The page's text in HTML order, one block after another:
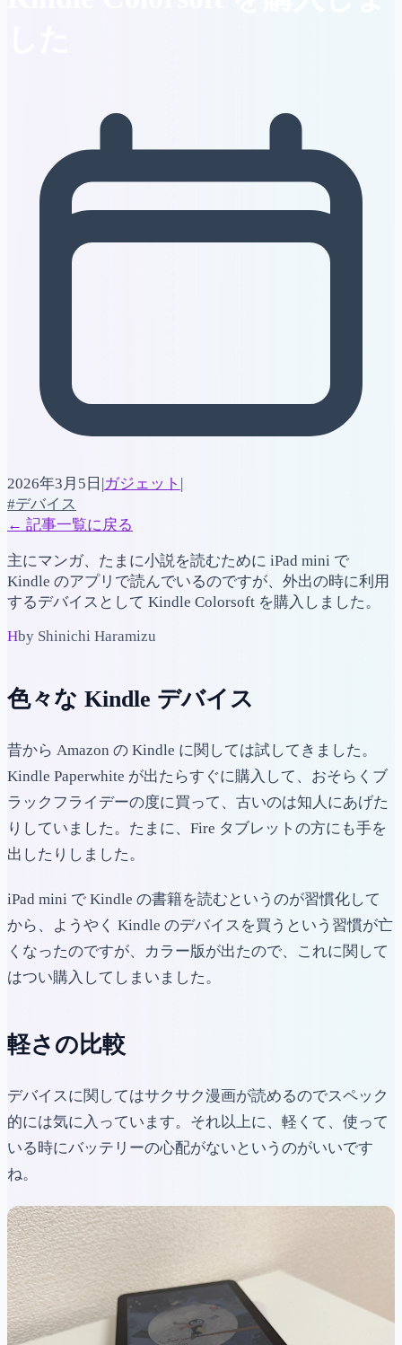
2026年3月5日 |ガジェット |
#デバイス
← 記事一覧に戻る
主にマンガ、たまに小説を読むために iPad mini で
Kindle のアプリで読んでいるのですが、外出の時に利用
するデバイスとして Kindle Colorsoft を購入しました。
Hby Shinichi Haramizu
色々な Kindle デバイス
昔から Amazon の Kindle に関しては試してきました。
Kindle Paperwhite が出たらすぐに購入して、おそらくブ
ラックフライデーの度に買って、古いのは知人にあげた
りしていました。たまに、Fire タブレットの方にも手を
出したりしました。
iPad mini で Kindle の書籍を読むというのが習慣化して
から、ようやく Kindle のデバイスを買うという習慣が亡
くなったのですが、カラー版が出たので、これに関して
はつい購入してしまいました。
軽さの比較
デバイスに関してはサクサク漫画が読めるのでスペック
的には気に入っています。それ以上に、軽くて、使って
いる時にバッテリーの心配がないというのがいいです
ね。